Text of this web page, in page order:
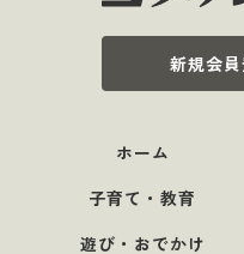
新規会
ホーム
子育て・教育
遊び・おでかけ